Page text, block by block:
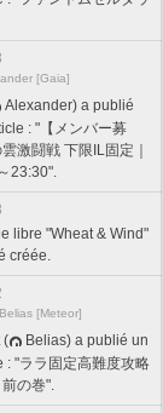
[Gaia]
Alexander) a publié
: "【メンバー募
激闘戦 下限IL固定｜
23:30".
libre "Wheat & Wind"
créée.
Belias [Meteor]
(
Belias) a publié un
: "ララ固定高難度攻略
の巻".